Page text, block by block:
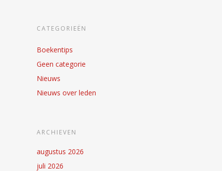
CATEGORIEËN
Boekentips
Geen categorie
Nieuws
Nieuws over leden
ARCHIEVEN
augustus 2026
juli 2026